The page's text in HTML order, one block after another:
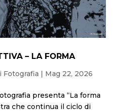
– LA FORMA
Mag 22, 2026
presenta “La forma
che continua il ciclo di